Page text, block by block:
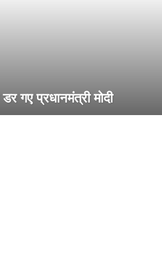
गए प्रधानमंत्री मोदी